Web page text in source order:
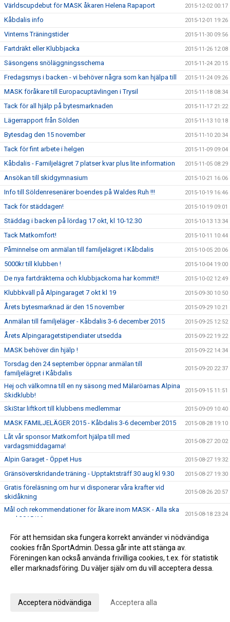
Världscupdebut för MASK åkaren Helena Rapaport 2015-12-02 00:17
Kåbdalis info 2015-12-01 19:26
Vinterns Träningstider 2015-11-30 09:56
Fartdräkt eller Klubbjacka 2015-11-26 12:08
Säsongens snöläggningsschema 2015-11-24 20:15
Fredagsmys i backen - vi behöver några som kan hjälpa till 2015-11-24 09:26
MASK föråkare till Europacuptävlingen i Trysil 2015-11-18 08:34
Tack för all hjälp på bytesmarknaden 2015-11-17 21:22
Lägerrapport från Sölden 2015-11-13 10:18
Bytesdag den 15 november 2015-11-10 20:34
Tack för fint arbete i helgen 2015-11-09 09:04
Kåbdalis - Familjelägret 7 platser kvar plus lite information 2015-11-05 08:29
Ansökan till skidgymnasium 2015-10-21 16:06
Info till Söldenresenärer boendes på Waldes Ruh !!! 2015-10-19 16:46
Tack för städdagen! 2015-10-19 09:01
Städdag i backen på lördag 17 okt, kl 10-12.30 2015-10-13 13:34
Tack Matkomfort! 2015-10-11 10:44
Påminnelse om anmälan till familjelägret i Kåbdalis 2015-10-05 20:06
5000kr till klubben ! 2015-10-04 19:00
De nya fartdräkterna och klubbjackorna har kommit!! 2015-10-02 12:49
Klubbkväll på Alpingaraget 7 okt kl 19 2015-09-30 10:50
Årets bytesmarknad är den 15 november 2015-09-29 10:21
Anmälan till familjeläger - Kåbdalis 3-6 december 2015 2015-09-25 12:52
Årets Alpingaragetstipendiater utsedda 2015-09-22 19:22
MASK behöver din hjälp ! 2015-09-22 14:34
Torsdag den 24 september öppnar anmälan till
familjelägret i Kåbdalis
2015-09-20 22:37
Hej och välkomna till en ny säsong med Mälaröarnas Alpina
Skidklubb!
2015-09-15 11:51
SkiStar liftkort till klubbens medlemmar 2015-09-09 10:40
MASK FAMILJELÄGER 2015 - Kåbdalis 3-6 december 2015 2015-08-28 19:10
Låt vår sponsor Matkomfort hjälpa till med
vardagsmiddagarna!
2015-08-27 20:02
Alpin Garaget - Öppet Hus 2015-08-27 19:32
Gränsöverskridande träning - Upptaktsträff 30 aug kl 9.30 2015-08-27 19:30
Gratis föreläsning om hur vi disponerar våra krafter vid
skidåkning
2015-08-26 20:57
Mål och rekommendationer för åkare inom MASK - Alla ska
med 2015/16
2015-08-18 23:24
träningsgrupp för juniorer
2015-08-17 23:50
Tid att ansöka om 2015 års stipendium ur Peter Möllers
Minnesfond för åkare mellan 12-16 år
2015-08-06 19:50
Dags att boka Sölden på höstlovet !
För att hemsidan ska fungera korrekt använder vi nödvändiga
cookies från SportAdmin. Dessa går inte att stänga av.
Föreningen kan också använda frivilliga cookies, t.ex. för statistik
eller marknadsföring. Du väljer själv om du vill acceptera dessa.
Acceptera nödvändiga Acceptera alla